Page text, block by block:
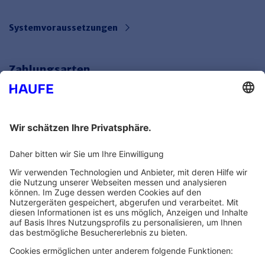
Systemvoraussetzungen
Zahlungsarten